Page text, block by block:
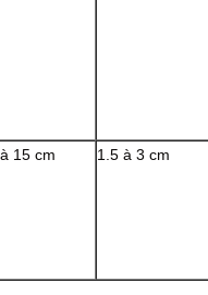
15 cm
1.5 à 3 cm